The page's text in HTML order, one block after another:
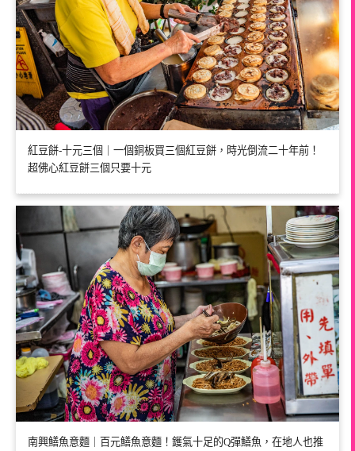
紅豆餅-十元三個｜一個銅板買三個紅豆餅，時光倒流二十年前！
超佛心紅豆餅三個只要十元
南興鱔魚意麵｜百元鱔魚意麵！鑊氣十足的Q彈鱔魚，在地人也推